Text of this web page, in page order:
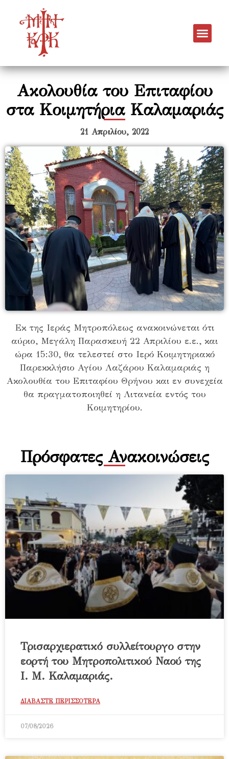
Ακολουθία του Επιταφίου
στα Κοιμητήρια Καλαμαριάς
21 Απριλίου, 2022
Εκ της Ιεράς Μητροπόλεως ανακοινώνεται ότι
αύριο, Μεγάλη Παρασκευή 22 Απριλίου ε.ε., και
ώρα 15:30, θα τελεστεί στο Ιερό Κοιμητηριακό
Παρεκκλήσιο Αγίου Λαζάρου Καλαμαριάς η
Ακολουθία του Επιταφίου Θρήνου και εν συνεχεία
θα πραγματοποιηθεί η Λιτανεία εντός του
Κοιμητηρίου.
Πρόσφατες Ανακοινώσεις
Τρισαρχιερατικό συλλείτουργο στην
εορτή του Μητροπολιτικού Ναού της
Ι. Μ. Καλαμαριάς.
ΔΙΑΒΑΣΤΕ ΠΕΡΙΣΣΟΤΕΡΑ
07/08/2026